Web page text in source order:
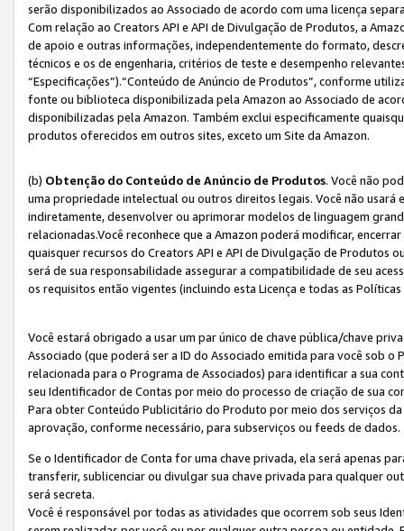
serão disponibilizados ao Associado de acordo com uma licença
Com relação ao Creators API e API de Divulgação de Produtos, a
de apoio e outras informações, independentemente do formato,
técnicos e os de engenharia, critérios de teste e desempenho
“Especificações”).“Conteúdo de Anúncio de Produtos”, conforme
fonte ou biblioteca disponibilizada pela Amazon ao Associado de
disponibilizadas pela Amazon. Também exclui especificamente
produtos oferecidos em outros sites, exceto um Site da Amazon.
(b) Obtenção do Conteúdo de Anúncio de Produtos. Você não
uma propriedade intelectual ou outros direitos legais. Você não
indiretamente, desenvolver ou aprimorar modelos de linguagem
relacionadas.Você reconhece que a Amazon poderá modificar,
quaisquer recursos do Creators API e API de Divulgação de Produtos
será de sua responsabilidade assegurar a compatibilidade de seu
os requisitos então vigentes (incluindo esta Licença e todas as
Você estará obrigado a usar um par único de chave pública/chave
Associado (que poderá ser a ID do Associado emitida para você sob
relacionada para o Programa de Associados) para identificar a sua
seu Identificador de Contas por meio do processo de criação de sua
Para obter Conteúdo Publicitário do Produto por meio dos serviços
aprovação, conforme necessário, para subserviços ou feeds de dados.
Se o Identificador de Conta for uma chave privada, ela será apenas
transferir, sublicenciar ou divulgar sua chave privada para qualquer
será secreta.
Você é responsável por todas as atividades que ocorrem sob seus